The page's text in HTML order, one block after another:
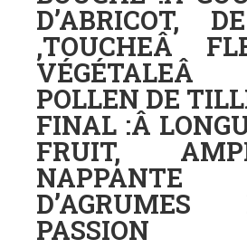
D’ABRICOT,
,TOUCHEÂ
POLLEN DE
FINAL :Â
FRUIT,
PASSION